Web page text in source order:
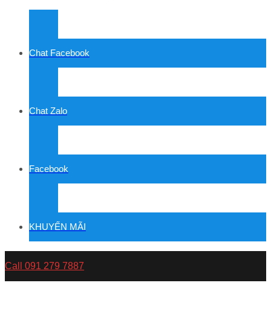
Chat Facebook
Chat Zalo
Facebook
KHUYẾN MÃI
Call 091 279 7887